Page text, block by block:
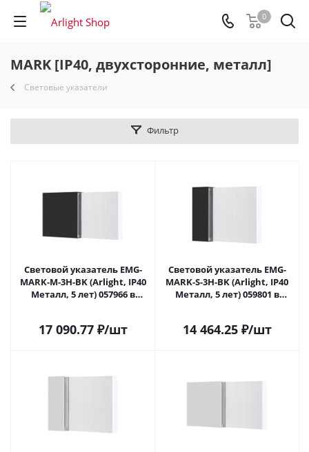
0
MARK [IP40, двухсторонние, металл]
Световые указатели
Фильтр
Световой указатель EMG-
MARK-M-3H-BK (Arlight, IP40
Металл, 5 лет) 057966 в
17 090.77₽/шт
Световой указатель EMG-
MARK-S-3H-BK (Arlight, IP40
Металл, 5 лет) 059801 в
14 464.25₽/шт